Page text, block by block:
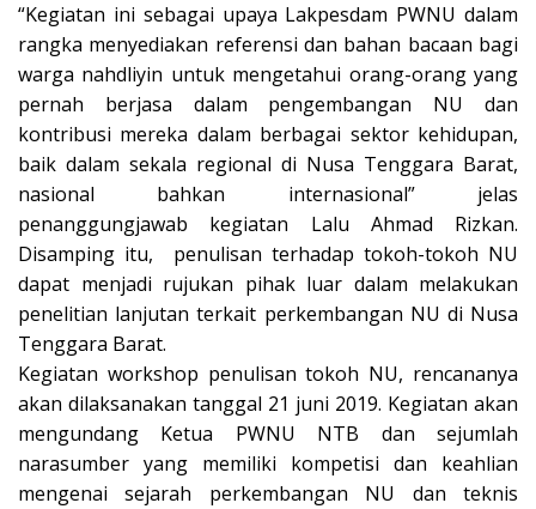
“Kegiatan ini sebagai upaya Lakpesdam PWNU dalam
rangka menyediakan referensi dan bahan bacaan bagi
warga nahdliyin untuk mengetahui orang-orang yang
pernah berjasa dalam pengembangan NU dan
kontribusi mereka dalam berbagai sektor kehidupan,
baik dalam sekala regional di Nusa Tenggara Barat,
nasional bahkan internasional” jelas
penanggungjawab kegiatan Lalu Ahmad Rizkan.
Disamping itu, penulisan terhadap tokoh-tokoh NU
dapat menjadi rujukan pihak luar dalam melakukan
penelitian lanjutan terkait perkembangan NU di Nusa
Tenggara Barat.
Kegiatan workshop penulisan tokoh NU, rencananya
akan dilaksanakan tanggal 21 juni 2019. Kegiatan akan
mengundang Ketua PWNU NTB dan sejumlah
narasumber yang memiliki kompetisi dan keahlian
mengenai sejarah perkembangan NU dan teknis